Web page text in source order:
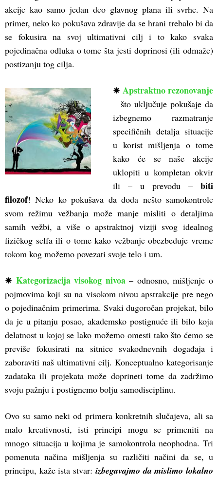
akcije kao samo jedan deo glavnog plana ili svrhe. Na
primer, neko ko pokušava zdravije da se hrani trebalo bi da
se fokusira na svoj ultimativni cilj i to kako svaka
pojedinačna odluka o tome šta jesti doprinosi (ili odmaže)
postizanju tog cilja.
✸ Apstraktno rezonovanje
– što uključuje pokušaje da
izbegnemo razmatranje
specifičnih detalja situacije
u korist mišljenja o tome
kako će se naše akcije
uklopiti u kompletan okvir
ili – u prevodu – biti
filozof! Neko ko pokušava da doda nešto samokontrole
svom režimu vežbanja može manje misliti o detaljima
samih vežbi, a više o apstraktnoj viziji svog idealnog
fizičkog selfa ili o tome kako vežbanje obezbeđuje vreme
tokom kog možemo povezati svoje telo i um.
✸ Kategorizacija visokog nivoa– odnosno, mišljenje o
pojmovima koji suna visokom nivou apstrakcije pre nego
o pojedinačnim primerima. Svaki dugoročan projekat, bilo
da je u pitanju posao, akademsko postignuće ili bilo koja
delatnost u kojoj se lako možemo omesti tako što ćemo se
previše fokusirati na sitnice svakodnevnih događaja i
zaboraviti naš ultimativni cilj. Konceptualno kategorisanje
zadataka ili projekata može doprineti tome da zadržimo
svoju pažnju i postignemo bolju samodisciplinu.
Ovo su samo neki od primera konkretnih slučajeva, ali sa
malo kreativnosti, isti principi mogu se primeniti na
mnogo situacija u kojima je samokontrola neophodna. Tri
pomenuta načina mišljenja su različiti načini da se, u
principu, kaže ista stvar: izbegavajmo da mislimo lokalno